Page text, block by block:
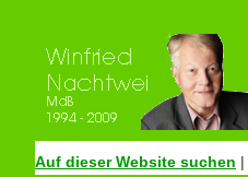
Auf dieser Website suchen |